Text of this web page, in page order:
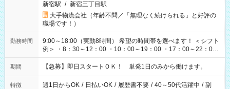
新宿駅 / 新宿三丁目駅
大手物流会社（年齢不問／「無理なく続けられる」と好評の
職場です！）
勤務時間
9:00～18:00（実動8時間） 希望の時間帯を選べます！ ＜シフト
例＞ ・8：30～12：00 ・10：00～19：00 ・17：00～22：00
・13：00～22：00 ・22：00～翌6：00 など
期間 【急募】即日スタートＯＫ！ 単発1日のみから働けます。
特徴 週1日からOK / 日払いOK / 履歴書不要 / 40～50代活躍中 / 副